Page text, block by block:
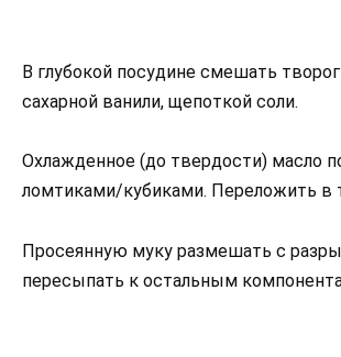
В глубокой посудине смешать
сахарной ванили, щепоткой соли.
Охлажденное (до твердости) масло
ломтиками/кубиками. Переложить в
Просеянную муку размешать с
пересыпать к остальным